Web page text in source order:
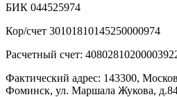
БИК 044525974
Кор/счет 30101810145250000974
Расчетный счет:
Фактический адрес: 143300,
Фоминск, ул. Маршала Жукова,